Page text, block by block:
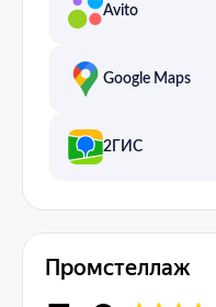
Avito
Google Maps
2ГИС